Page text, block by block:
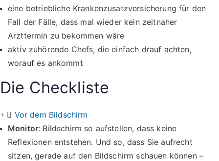
eine betriebliche Krankenzusatzversicherung für den
Fall der Fälle, dass mal wieder kein zeitnaher
Arzttermin zu bekommen wäre
aktiv zuhörende Chefs, die einfach drauf achten,
worauf es ankommt
Die Checkliste
Vor dem Bildschirm
Monitor: Bildschirm so aufstellen, dass keine
Reflexionen entstehen. Und so, dass Sie aufrecht
sitzen, gerade auf den Bildschirm schauen können –